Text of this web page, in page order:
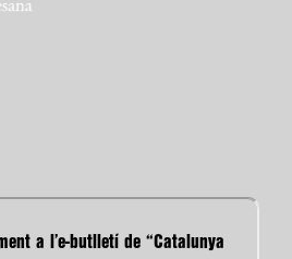
a l’e-butlletí de “Catalunya